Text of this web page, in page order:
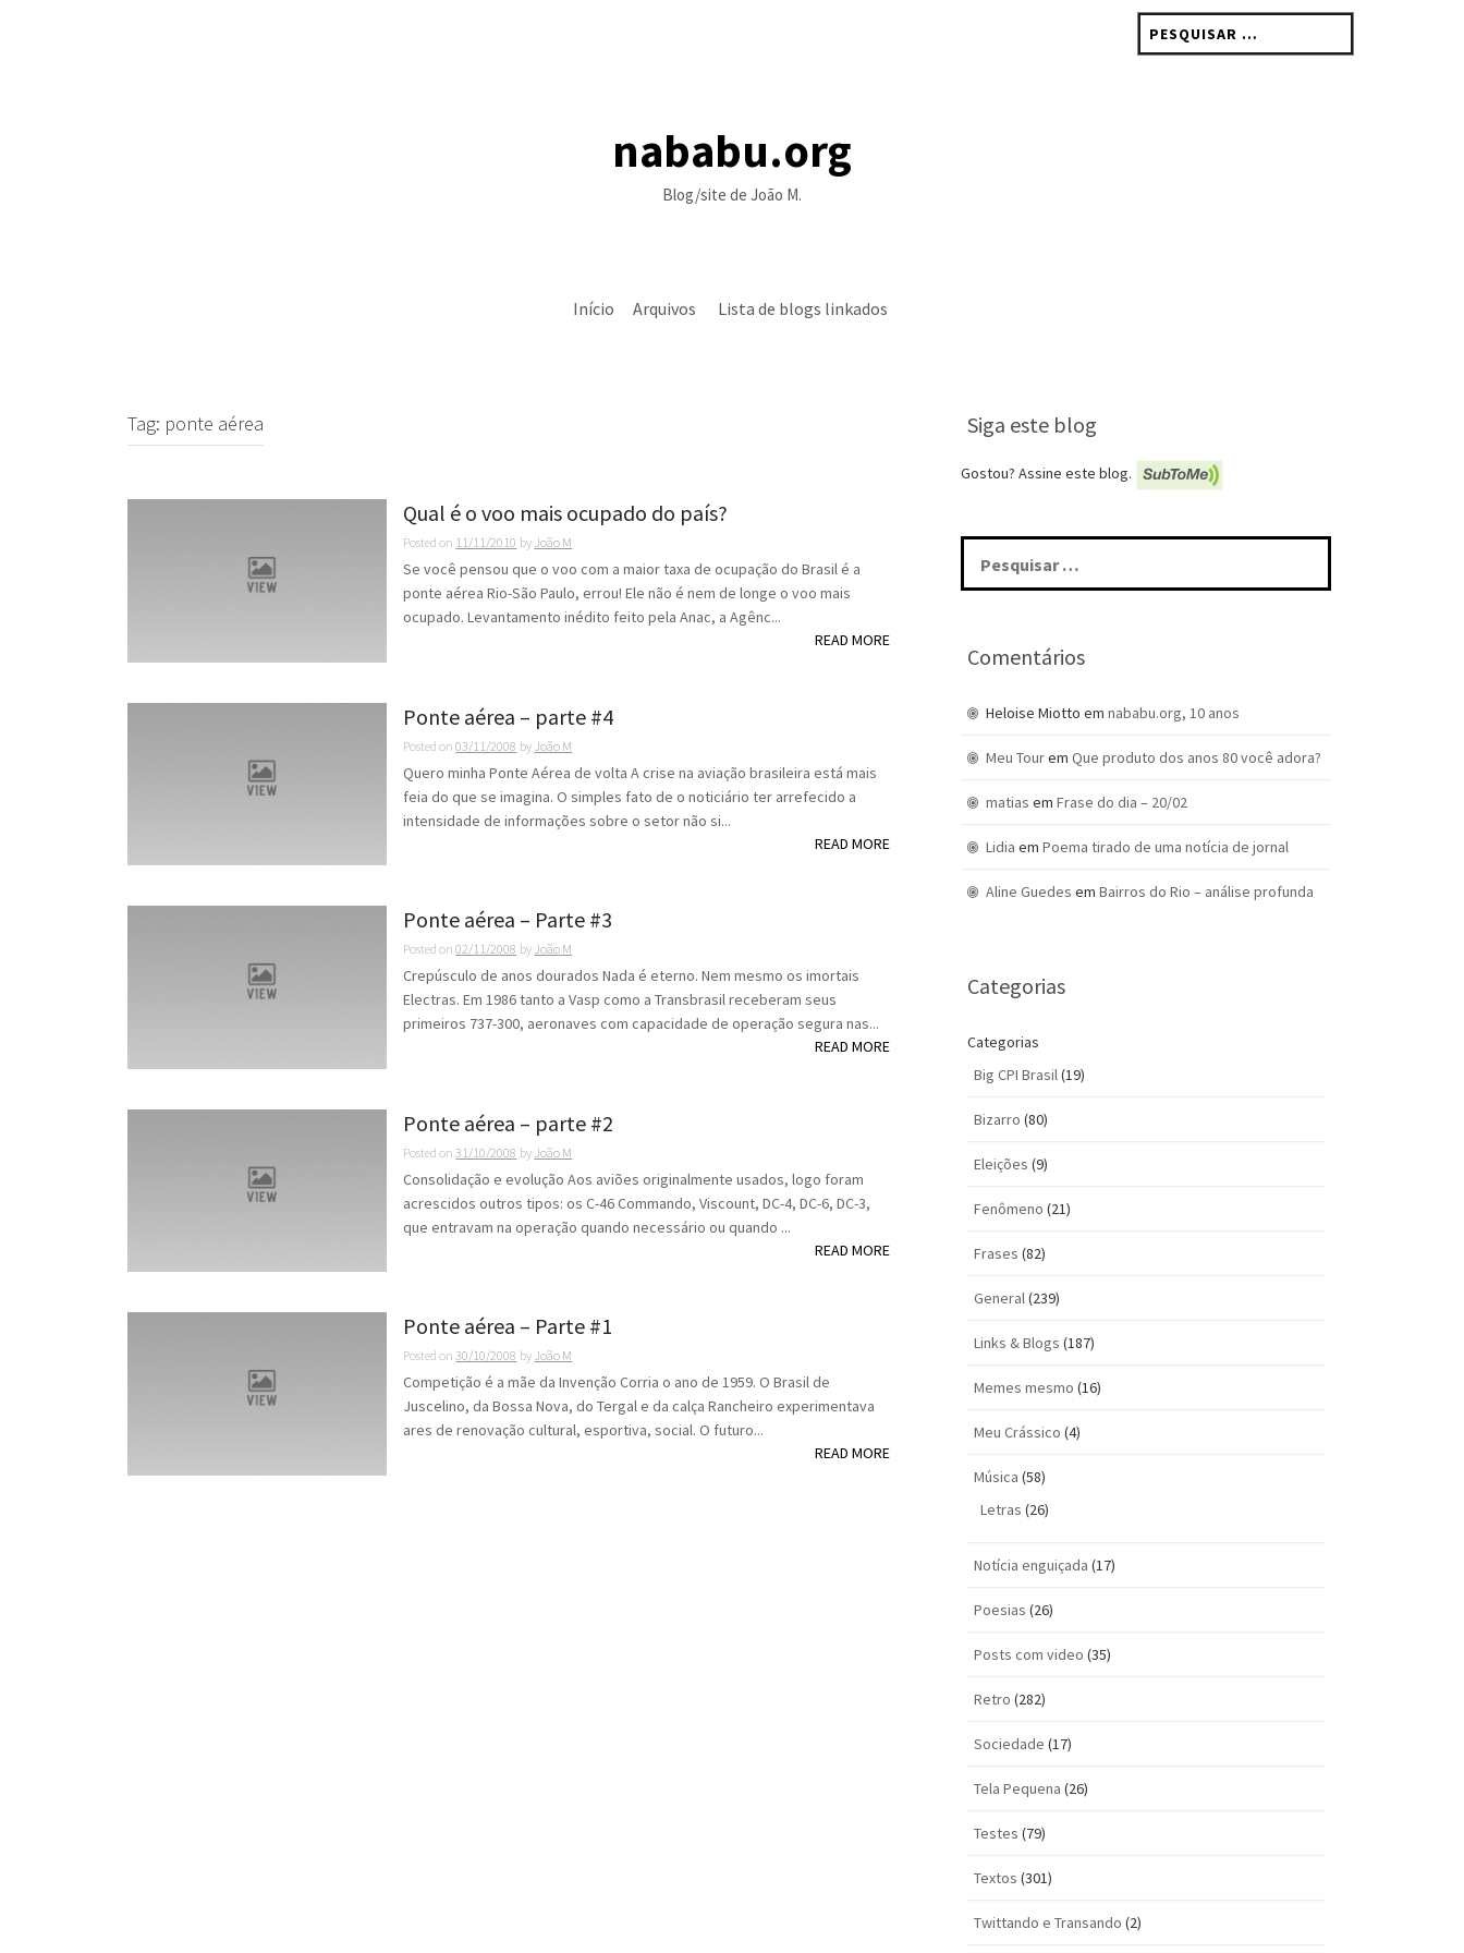
por:
nababu.org
Blog/site de João M.
Início Arquivos Lista de blogs linkados
Tag: ponte aérea
Qual é o voo mais ocupado do país?
Posted on 11/11/2010 by João M
Se você pensou que o voo com a maior taxa de ocupação do Brasil é a
ponte aérea Rio-São Paulo, errou! Ele não é nem de longe o voo mais
ocupado. Levantamento inédito feito pela Anac, a Agênc...
READ MORE
Ponte aérea – parte #4
Posted on03/11/2008 by João M
Quero minha Ponte Aérea de volta A crise na aviação brasileira está mais
feia do que se imagina. O simples fato de o noticiário ter arrefecido a
intensidade de informações sobre o setor não si...
READ MORE
Ponte aérea – Parte #3
Posted on02/11/2008 by João M
Crepúsculo de anos dourados Nada é eterno. Nem mesmo os imortais
Electras. Em 1986 tanto a Vasp como a Transbrasil receberam seus
primeiros 737-300, aeronaves com capacidade de operação segura nas...
READ MORE
Ponte aérea – parte #2
Posted on31/10/2008 by João M
Consolidação e evolução Aos aviões originalmente usados, logo foram
acrescidos outros tipos: os C-46 Commando, Viscount, DC-4, DC-6, DC-3,
que entravam na operação quando necessário ou quando ...
READ MORE
Ponte aérea – Parte #1
Posted on30/10/2008 by João M
Competição é a mãe da Invenção Corria o ano de 1959. O Brasil de
Juscelino, da Bossa Nova, do Tergal e da calça Rancheiro experimentava
ares de renovação cultural, esportiva, social. O futuro...
READ MORE
Siga este blog
Gostou? Assine este blog.
Pesquisar
por:
Comentários
Heloise Miotto em nababu.org, 10 anos
Meu Tourem Que produto dos anos 80 você adora?
matias em Frase do dia – 20/02
Lidia em Poema tirado de uma notícia de jornal
Aline Guedes em Bairros do Rio – análise profunda
Categorias
Categorias
Big CPI Brasil(19)
Bizarro (80)
Eleições (9)
Fenômeno (21)
Frases (82)
General(239)
Links & Blogs (187)
Memes mesmo (16)
Meu Crássico (4)
Música (58)
Letras (26)
Notícia enguiçada (17)
Poesias (26)
Posts com vi­deo (35)
Retro (282)
Sociedade (17)
Tela Pequena (26)
Testes (79)
Textos (301)
Twittando e Transando (2)